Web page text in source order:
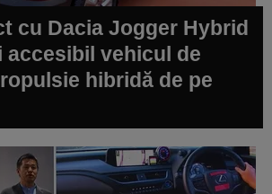
cu Dacia Jogger Hybrid
accesibil vehicul de
hibridă de pe